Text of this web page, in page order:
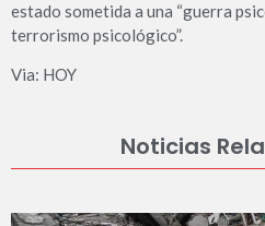
estado sometida a una “guerra
terrorismo psicológico”.
Via: HOY
Noticias